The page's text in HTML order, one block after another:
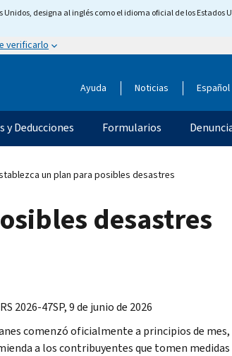
designa al inglés como el idioma oficial de los Estados
verificarlo
Ayuda Noticias Español
y Deducciones Formularios
un plan para posibles desastres
desastres
2026-47SP, 9 de junio de 2026
comenzó oficialmente a principios de
a los contribuyentes que tomen